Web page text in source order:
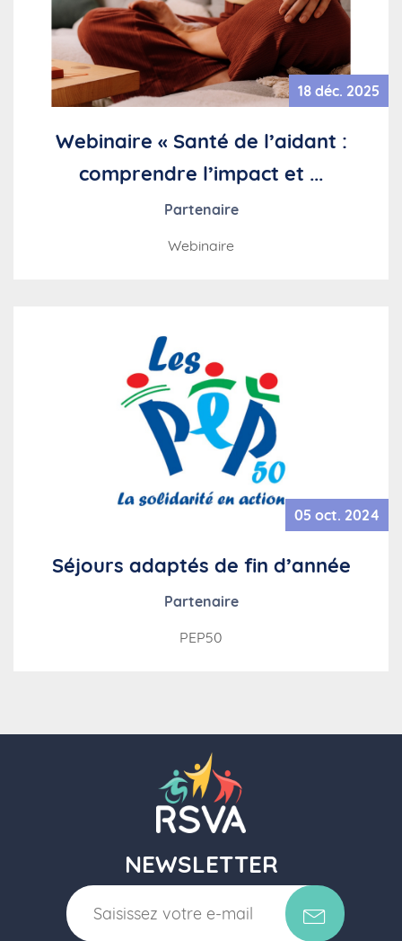
18 déc. 2025
Webinaire « Santé de l’aidant :
comprendre l’impact et ...
Partenaire
Webinaire
05 oct. 2024
Séjours adaptés de fin d’année
Partenaire
PEP50
NEWSLETTER